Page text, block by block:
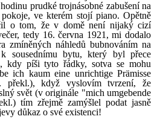
prudké trojnásobné zabušení na
ve kterém stojí piano. Opětně
o tom, že v domě není nijaký cizí
tedy 16. června 1921, mi dodalo
zmíněných náhledů bubnováním na
sousednímu bytu, který byl přece
kdy píši tyto řádky, sotva se mohu
ich kaum eine unrichtige Prämisse
překl.), když vyslovím tvrzení, že
svět (v originále "mich umgebende
tím zřejmě zamýšlel podat jasně
důkaz o své existenci!